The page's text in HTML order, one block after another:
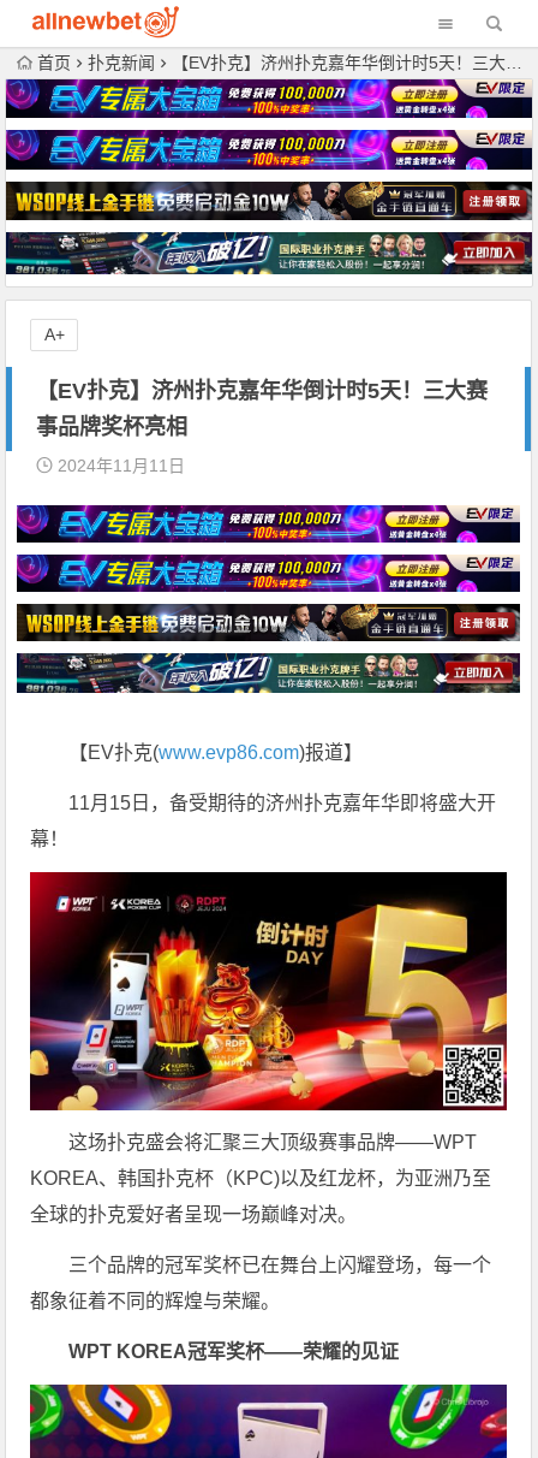
首页 扑克新闻 【EV扑克】济州扑克嘉年华倒计时5天！三大赛事品牌奖杯亮相
【EV扑克】济州扑克嘉年华倒计时5天！三大赛
事品牌奖杯亮相
2024年11月11日
【EV扑克(www.evp86.com)报道】
11月15日，备受期待的济州扑克嘉年华即将盛大开
幕！
这场扑克盛会将汇聚三大顶级赛事品牌——WPT
KOREA、韩国扑克杯（KPC)以及红龙杯，为亚洲乃至
全球的扑克爱好者呈现一场巅峰对决。
三个品牌的冠军奖杯已在舞台上闪耀登场，每一个
都象征着不同的辉煌与荣耀。
WPT KOREA冠军奖杯——荣耀的见证
A+